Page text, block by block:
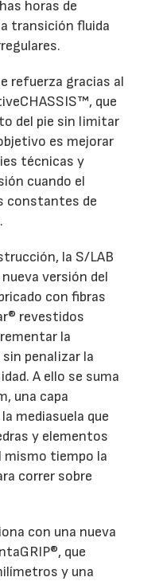
horas de
transición fluida
refuerza gracias al
que
del pie sin limitar
es mejorar
técnicas y
cuando el
constantes de
la S/LAB
versión del
con fibras
revestidos
la
penalizar la
A ello se suma
una capa
mediasuela que
y elementos
mismo tiempo la
correr sobre
con una nueva
que
y una